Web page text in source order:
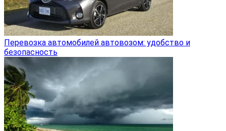
Перевозка автомобилей автовозом: удобство и
безопасность